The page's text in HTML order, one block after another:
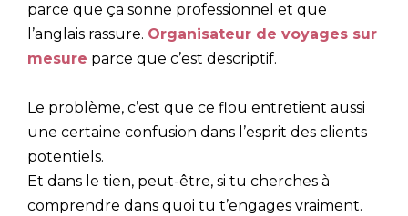
parce que ça sonne professionnel et que
l’anglais rassure. Organisateur de voyages sur
mesure parce que c’est descriptif.
Le problème, c’est que ce flou entretient aussi
une certaine confusion dans l’esprit des clients
potentiels.
Et dans le tien, peut-être, si tu cherches à
comprendre dans quoi tu t’engages vraiment.